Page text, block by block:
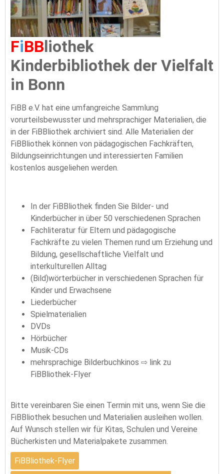
FiBBliothek
Kinderbibliothek der Vielfalt
in Bonn
FiBB e.V. hat eine umfangreiche Sammlung
vorurteilsbewusster und mehrsprachiger Materialien, die
in der FiBBliothek archiviert sind. Alle Materialien der
FiBBliothek können von pädagogischen Fachkräften,
Bildungseinrichtungen und interessierten Familien
kostenlos ausgeliehen werden.
In der FiBBliothek finden Sie Bilder- und
Kinderbücher in über 50 verschiedenen Sprachen
Fachliteratur für Eltern und pädagogische
Fachkräfte zu vielen Themen rund um Erziehung und
Bildung, gesellschaftliche Vielfalt und
interkulturellen Alltag
(Bild)wörterbücher in verschiedenen Sprachen für
Kinder und Erwachsene
Liederbücher
Spielmaterialien
DVDs
Hörbücher
Musik-CDs
mehrsprachige Bilderbuchkinos ⇨ link zu
FiBBliothek-Flyer
Bitte vereinbaren Sie einen Termin mit uns, wenn Sie die
FiBBliothek besuchen und Materialien ausleihen wollen.
Auf Wunsch stellen wir für Kitas, Schulen und Vereine
Bücherkisten und Materialpakete zusammen.
FiBBliothek-Flyer